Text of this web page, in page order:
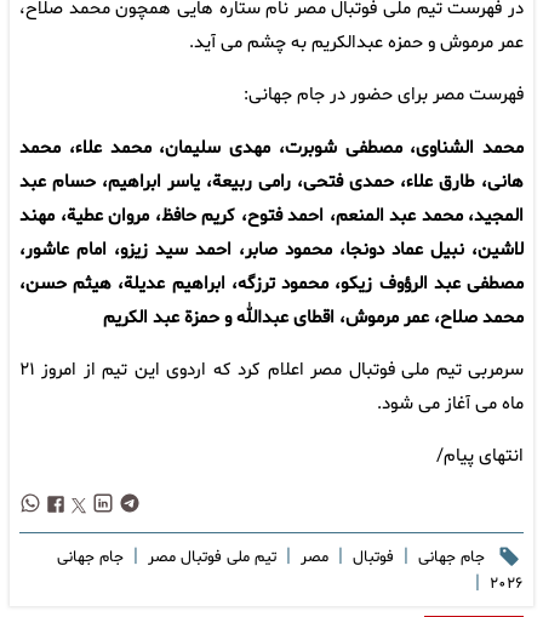
در فهرست تیم ملی فوتبال مصر نام ستاره هایی همچون محمد صلاح،
عمر مرموش و حمزه عبدالکریم به چشم می آید.
فهرست مصر برای حضور در جام جهانی:
محمد الشناوی، مصطفی شوبرت، مهدی سلیمان، محمد علاء، محمد
هانی، طارق علاء، حمدی فتحی، رامی ربیعة، یاسر ابراهیم، حسام عبد
المجید، محمد عبد المنعم، احمد فتوح، کریم حافظ، مروان عطیة، مهند
لاشین، نبیل عماد دونجا، محمود صابر، احمد سید زیزو، امام عاشور،
مصطفی عبد الرؤوف زیکو، محمود ترزگه، ابراهیم عدیلة، هیثم حسن،
محمد صلاح، عمر مرموش، اقطای عبدالله و حمزة عبد الکریم
سرمربی تیم ملی فوتبال مصر اعلام کرد که اردوی این تیم از امروز ۲۱
ماه می آغاز می شود.
انتهای پیام/
جام جهانی | فوتبال | مصر | تیم ملی فوتبال مصر | جام جهانی
۲۰۲۶ |